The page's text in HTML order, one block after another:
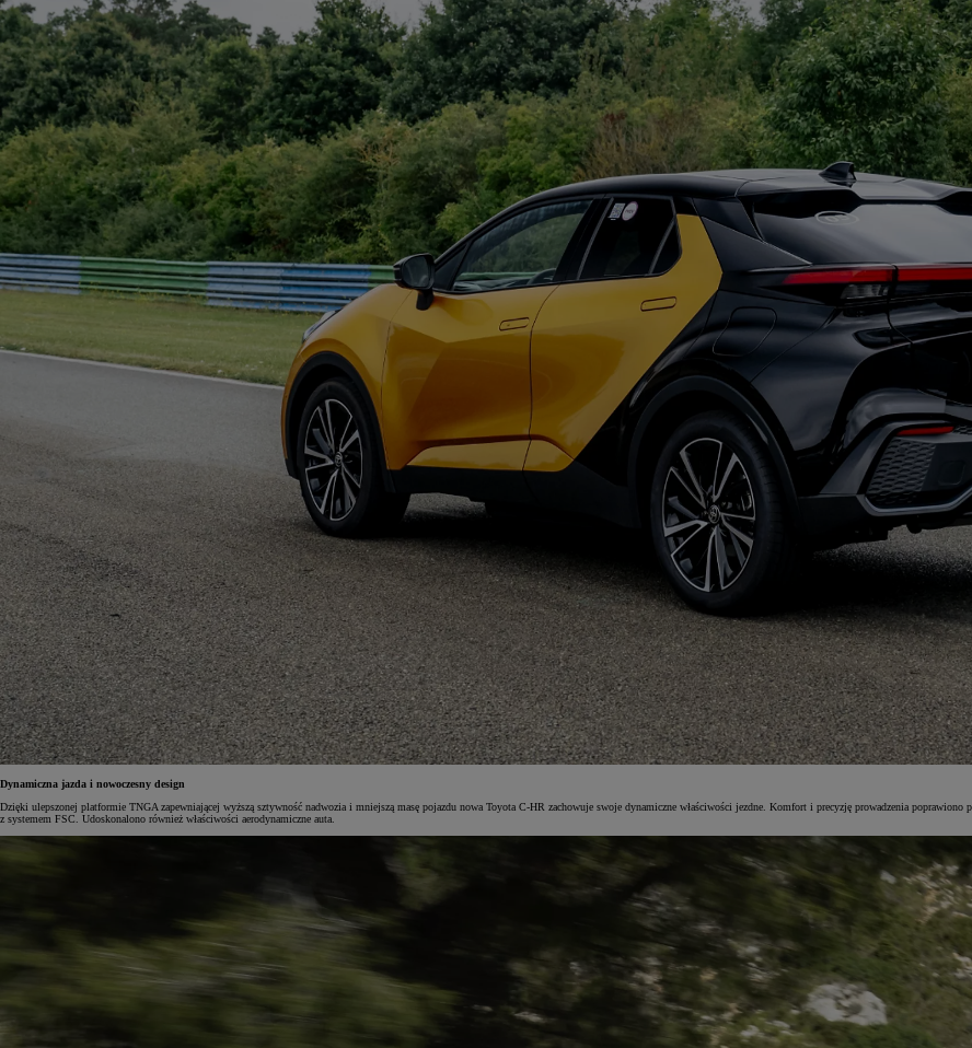
Od105 300 zł
Corolla Hatchback
HYBRID
Dynamiczna jazda i nowoczesny design
Dzięki ulepszonej platformie TNGA zapewniającej wyższą sztywność nadwozia i mniejszą masę pojazdu nowa Toyota C-HR zachowuje swoje dynamiczne właściwości jezdne. Komfort i precyzję prowadzenia
z systemem FSC. Udoskonalono również właściwości aerodynamiczne auta.